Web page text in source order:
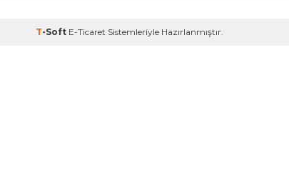
T-Soft E-Ticaret Sistemleriyle Hazırlanmıştır.